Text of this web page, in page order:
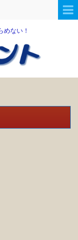
めない！